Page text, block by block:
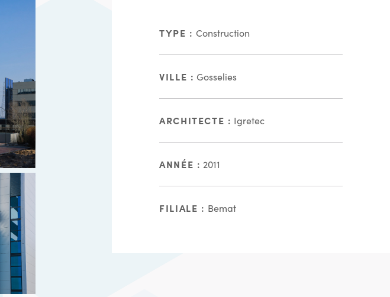
TYPE : Construction
VILLE : Gosselies
ARCHITECTE : Igretec
ANNÉE : 2011
FILIALE : Bemat